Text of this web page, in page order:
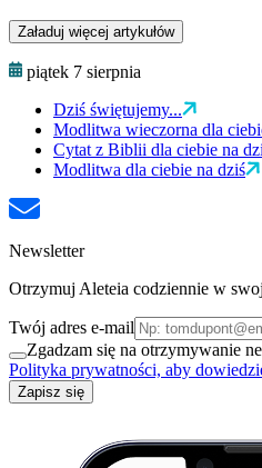
Załaduj więcej artykułów
piątek 7 sierpnia
Dziś świętujemy...
Modlitwa wieczorna dla
Cytat z Biblii dla ciebie na
Modlitwa dla ciebie na dziś
Newsletter
Otrzymuj Aleteia codziennie w
Twój adres e-mail
Zgadzam się na otrzymywanie
Polityka prywatności, aby
Zapisz się